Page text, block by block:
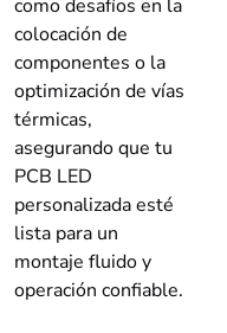
como desafíos en la
colocación de
componentes o la
optimización de vías
térmicas,
asegurando que tu
PCB LED
personalizada esté
lista para un
montaje fluido y
operación confiable.